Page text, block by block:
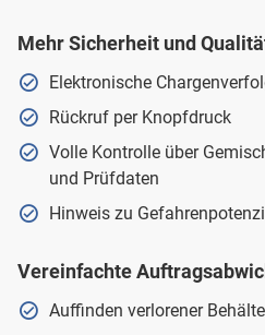
Mehr Sicherheit und
Elektronische
Rückruf per Knopfdruck
Volle Kontrolle über
und Prüfdaten
Hinweis zu
Vereinfachte
Auffinden verlorener